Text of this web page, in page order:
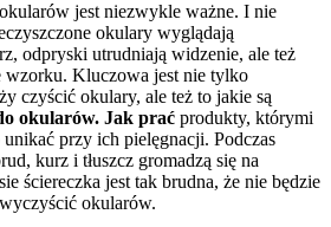
jest niezwykle ważne. I nie
okulary wyglądają
odpryski utrudniają widzenie, ale też
wzorku. Kluczowa jest nie tylko
czyścić okulary, ale też to jakie są
okularów. Jak prać produkty, którymi
przy ich pielęgnacji. Podczas
kurz i tłuszcz gromadzą się na
ściereczka jest tak brudna, że nie będzie
okularów.